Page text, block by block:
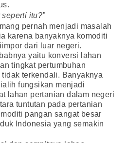
itu?”
pernah menjadi masalah
karena banyaknya komoditi
dari luar negeri.
yaitu konversi lahan
tingkat pertumbuhan
terkendali. Banyaknya
fungsikan menjadi
lahan pertanian dalam negeri
tuntutan pada pertanian
pangan sangat besar
Indonesia yang semakin